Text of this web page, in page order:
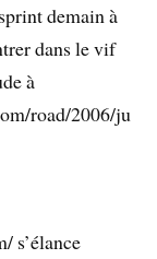
demain à
dans le vif
à
road/2006/ju
s’élance